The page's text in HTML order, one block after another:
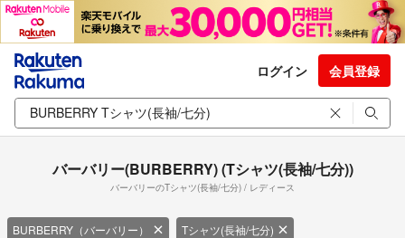
ログイン 会員登録
バーバリー(BURBERRY) (Tシャツ(長袖/七分))
バーバリーのTシャツ(長袖/七分) / レディース
BURBERRY（バーバリー） Tシャツ(長袖/七分)